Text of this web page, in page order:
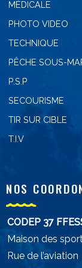
MÉDICALE
PHOTO VIDEO
TECHNIQUE
PÊCHE SOUS-
P.S.P
SECOURISME
TIR SUR CIBLE
T.I.V
NOS
CODEP 37
Maison des
Rue de l’aviation